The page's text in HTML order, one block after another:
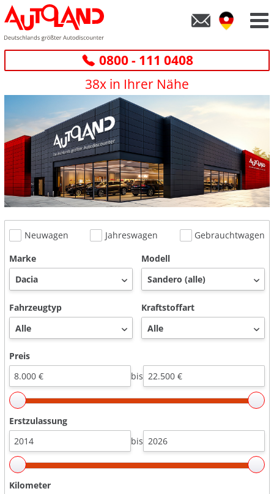
0800 - 111 0408
38x in Ihrer Nähe
Neuwagen Jahreswagen
Gebrauchtwagen
Marke
Modell
Fahrzeugtyp Kraftstoffart
Preis
bis
Erstzulassung
bis
Kilometer